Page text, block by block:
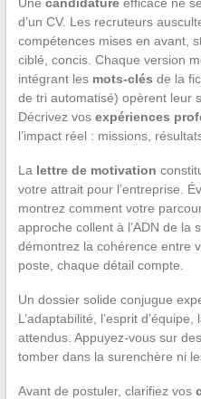
d’un CV. Les recruteurs
compétences mises en avant,
ciblé, concis. Chaque version
intégrant les mots-clés de la
de tri automatisé) opèrent leur
Décrivez vos expériences
l’impact réel : missions,
La lettre de motivation
votre attrait pour l’entreprise.
montrez comment votre
approche collent à l’ADN de la
démontrez la cohérence entre
poste, chaque détail compte.
Un dossier solide conjugue
L’adaptabilité, l’esprit
attendus. Appuyez-vous sur
tomber dans la surenchère ni
Avant de postuler, clarifiez vos